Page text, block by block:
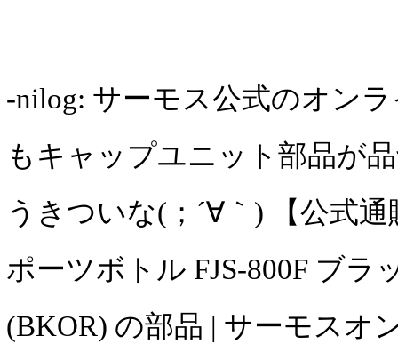
-nilog: サーモス公式のオン
もキャップユニット部品が
うきついな(；´∀｀) 【公式
ポーツボトル FJS-800F ブラ
(BKOR) の部品 | サーモスオ